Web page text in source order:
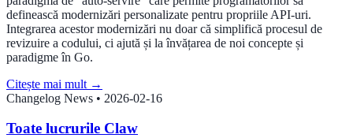
definească modernizări personalizate pentru propriile API-uri.
Integrarea acestor modernizări nu doar că simplifică procesul de
revizuire a codului, ci ajută și la învățarea de noi concepte și
paradigme în Go.
Citește mai mult →
Changelog News • 2026-02-16
Toate lucrurile Claw